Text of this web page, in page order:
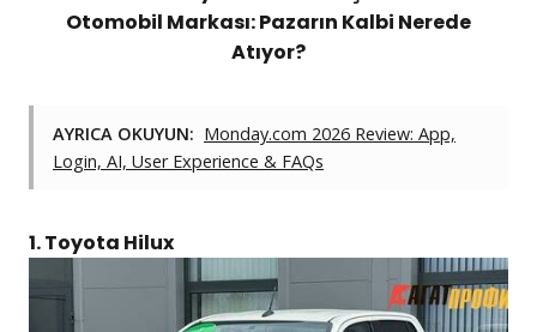
Otomobil Markası: Pazarın Kalbi Nerede
Atıyor?
AYRICA OKUYUN: Monday.com 2026 Review: App,
Login, AI, User Experience & FAQs
1. Toyota Hilux